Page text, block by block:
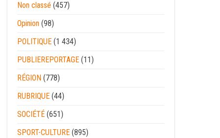
Non classé (457)
Opinion (98)
POLITIQUE (1 434)
PUBLIEREPORTAGE (11)
RÉGION (778)
RUBRIQUE (44)
SOCIÉTÉ (651)
SPORT-CULTURE (895)